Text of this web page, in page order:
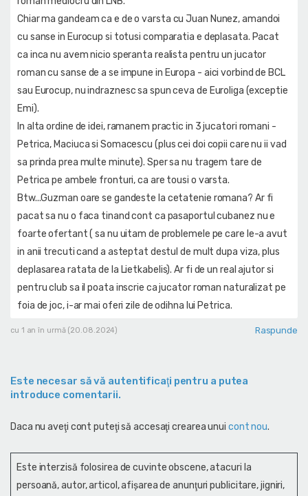
Chiar ma gandeam ca e de o varsta cu Juan Nunez, amandoi
cu sanse in Eurocup si totusi comparatia e deplasata. Pacat
ca inca nu avem nicio speranta realista pentru un jucator
roman cu sanse de a se impune in Europa - aici vorbind de BCL
sau Eurocup, nu indraznesc sa spun ceva de Euroliga (exceptie
Emi).
In alta ordine de idei, ramanem practic in 3 jucatori romani -
Petrica, Maciuca si Somacescu (plus cei doi copii care nu ii vad
sa prinda prea multe minute). Sper sa nu tragem tare de
Petrica pe ambele fronturi, ca are tousi o varsta.
Btw...Guzman oare se gandeste la cetatenie romana? Ar fi
pacat sa nu o faca tinand cont ca pasaportul cubanez nu e
foarte ofertant ( sa nu uitam de problemele pe care le-a avut
in anii trecuti cand a asteptat destul de mult dupa viza, plus
deplasarea ratata de la Lietkabelis). Ar fi de un real ajutor si
pentru club sa il poata inscrie ca jucator roman naturalizat pe
foia de joc, i-ar mai oferi zile de odihna lui Petrica.
cu 1 an în urmă (20.08.2024) Raspunde
Este necesar să vă autentificaţi pentru a putea
introduce comentarii.
Daca nu aveţi cont puteţi să accesaţi crearea unui cont nou.
Este interzisă folosirea de cuvinte obscene, atacuri la
persoană, autor, articol, afişarea de anunţuri publicitare, jigniri,